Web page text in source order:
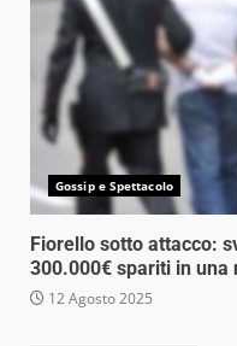
Gossip e Spettacolo
Fiorello sotto attacco:
300.000€ spariti in una
12 Agosto 2025